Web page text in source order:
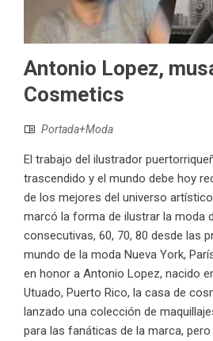
Antonio Lopez,
Cosmetics
Portada+Moda
El trabajo del ilustrador
trascendido y el mundo debe hoy
de los mejores del universo
marcó la forma de ilustrar la moda
consecutivas, 60, 70, 80 desde las
mundo de la moda Nueva York,
en honor a Antonio Lopez, nacido
Utuado, Puerto Rico, la casa de
lanzado una colección de
para las fanáticas de la marca,